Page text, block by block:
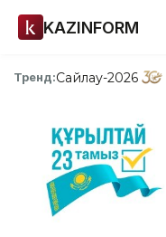
KAZINFORM
Тренд:Сайлау-2026